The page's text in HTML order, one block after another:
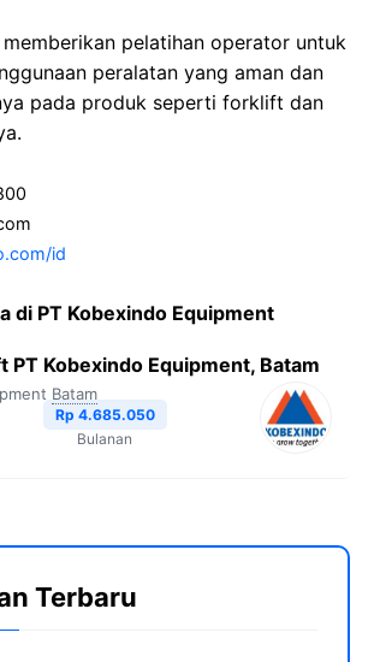
memberikan pelatihan operator untuk
peralatan yang aman dan
pada produk seperti forklift dan
id
di PT Kobexindo Equipment
PT Kobexindo Equipment, Batam
Batam
Rp 4.685.050
Bulanan
Terbaru